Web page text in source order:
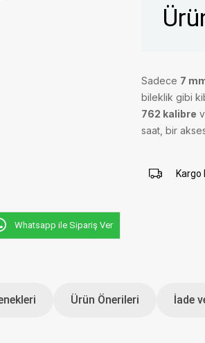
Whatsapp ile Sipariş Ver
Sadece 7
bileklik gibi
762 kalibre
saat, bir
Kargo
Ürün Önerileri İade